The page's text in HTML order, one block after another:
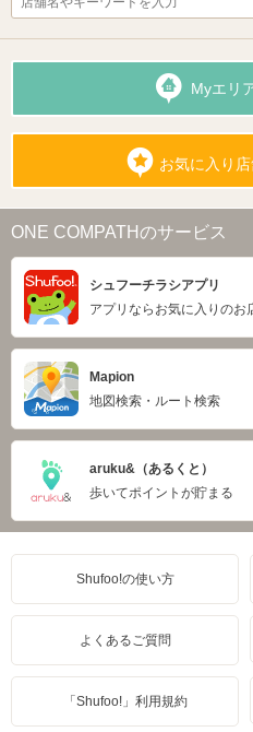
Myエリ
お気に入り
ONE COMPATHのサービス
シュフーチラシアプリ
アプリならお気に入りのお
Mapion
地図検索・ルート検索
aruku&（あるくと）
歩いてポイントが貯まる
Shufoo!の使い方
よくあるご質問
「Shufoo!」利用規約